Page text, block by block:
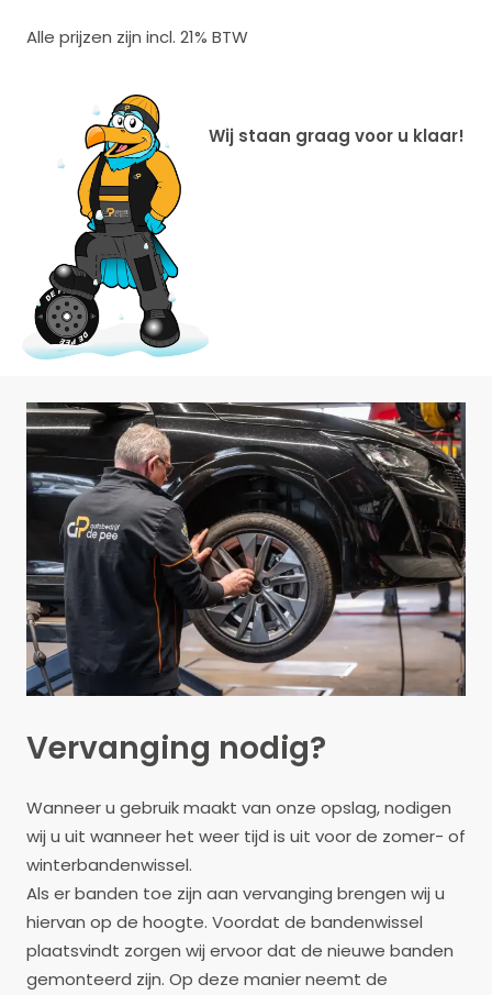
Alle prijzen zijn incl. 21% BTW
Wij staan graag voor u klaar!
Vervanging nodig?
Wanneer u gebruik maakt van onze opslag, nodigen
wij u uit wanneer het weer tijd is uit voor de zomer- of
winterbandenwissel.
Als er banden toe zijn aan vervanging brengen wij u
hiervan op de hoogte. Voordat de bandenwissel
plaatsvindt zorgen wij ervoor dat de nieuwe banden
gemonteerd zijn. Op deze manier neemt de